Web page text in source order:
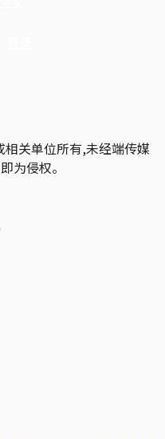
相关单位所有,未经端传媒
为侵权。